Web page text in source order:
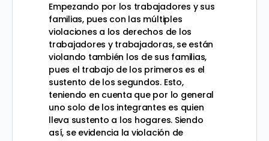
Empezando por los trabajadores y sus
familias, pues con las múltiples
violaciones a los derechos de los
trabajadores y trabajadoras, se están
violando también los de sus familias,
pues el trabajo de los primeros es el
sustento de los segundos. Esto,
teniendo en cuenta que por lo general
uno solo de los integrantes es quien
lleva sustento a los hogares. Siendo
así, se evidencia la violación de